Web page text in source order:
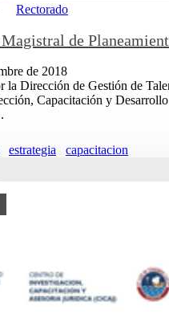
Rectorado
de
de 2018
la Dirección de Gestión de
Capacitación y
estrategia capacitacion